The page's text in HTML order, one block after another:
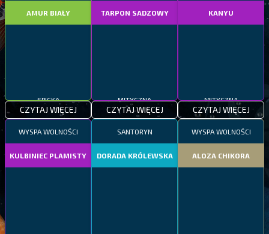
AMUR BIAŁY
EPICKA
CZYTAJ WIĘCEJ
TARPON SADZOWY
MITYCZNA
CZYTAJ WIĘCEJ
KANYU
MITYCZNA
CZYTAJ WIĘCEJ
WYSPA WOLNOŚCI
KULBINIEC PLAMISTY
SANTORYN
DORADA KRÓLEWSKA
WYSPA WOLNOŚCI
ALOZA CHIKORA